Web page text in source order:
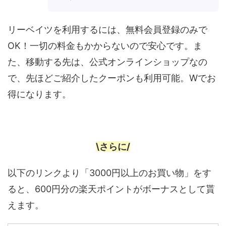
リーベイツを利用するには、無料会員登録のみで
OK！一切の料金もかからないので安心です。ま
た、移動する先は、公式オンラインショップなの
で、先ほどご紹介したクーポンも利用可能。Wでお
得になります。
\さらに/
以下のリンクより「3000円以上のお買い物」をす
ると、600円分の楽天ポイントがボーナスとして貰
えます。